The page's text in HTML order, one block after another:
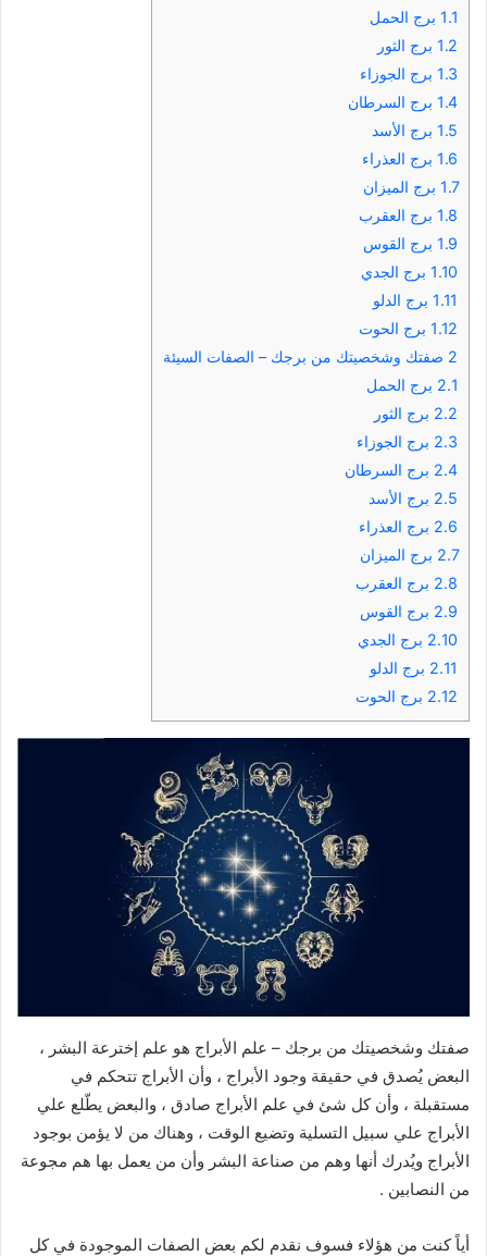
1.1 برج الحمل
1.2 برج الثور
1.3 برج الجوزاء
1.4 برج السرطان
1.5 برج الأسد
1.6 برج العذراء
1.7 برج الميزان
1.8 برج العقرب
1.9 برج القوس
1.10 برج الجدي
1.11 برج الدلو
1.12 برج الحوت
2 صفتك وشخصيتك من برجك – الصفات السيئة
2.1 برج الحمل
2.2 برج الثور
2.3 برج الجوزاء
2.4 برج السرطان
2.5 برج الأسد
2.6 برج العذراء
2.7 برج الميزان
2.8 برج العقرب
2.9 برج القوس
2.10 برج الجدي
2.11 برج الدلو
2.12 برج الحوت
صفتك وشخصيتك من برجك – علم الأبراج هو علم إخترعة البشر ،
البعض يُصدق في حقيقة وجود الأبراج ، وأن الأبراج تتحكم في
مستقبلة ، وأن كل شئ في علم الأبراج صادق ، والبعض يطّلع علي
الأبراج علي سبيل التسلية وتضيع الوقت ، وهناك من لا يؤمن بوجود
الأبراج ويُدرك أنها وهم من صناعة البشر وأن من يعمل بها هم مجوعة
من النصابين .
أياً كنت من هؤلاء فسوف نقدم لكم بعض الصفات الموجودة في كل